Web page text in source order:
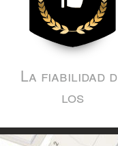
La fiabilidad
los